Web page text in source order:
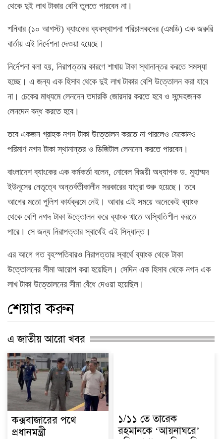
থেকে দুই লাখ টাকার বেশি তুলতে পারবেন না।
শনিবার (১০ আগস্ট) ব্যাংকের ব্যবস্থাপনা পরিচালকদের (এমডি) এক জরুরি
বার্তায় এই নির্দেশনা দেওয়া হয়েছে।
নির্দেশনা বলা হয়, নিরাপত্তার কারণে শাখায় টাকা স্থানান্তর করতে সমস্যা
হচ্ছে। এ জন্য এক হিসাব থেকে দুই লাখ টাকার বেশি উত্তোলন করা যাবে
না। চেকের মাধ্যমে লেনদেন তদারকি জোরদার করতে হবে ও সন্দেহজনক
লেনদেন বন্ধ করতে হবে।
তবে একজন গ্রাহক নগদ টাকা উত্তোলন করতে না পারলেও যেকোনও
পরিমাণ নগদ টাকা স্থানান্তর ও ডিজিটাল লেনদেন করতে পারবেন।
বাংলাদেশ ব্যাংকের এক কর্মকর্তা বলেন, নোবেল বিজয়ী অধ্যাপক ড. মুহাম্মদ
ইউনূসের নেতৃত্বে অন্তর্বর্তীকালীন সরকারের যাত্রা শুরু হয়েছে। তবে
আগের মতো পুলিশ কার্যক্রমে নেই। আবার এই সময়ে অনেকেই ব্যাংক
থেকে বেশি নগদ টাকা উত্তোলন করে ব্যাংক খাতে অস্থিতিশীল করতে
পারে। সে জন্য নিরাপত্তার স্বার্থেই এই সিদ্ধান্ত।
এর আগে গত বৃহস্পতিবারও নিরাপত্তার স্বার্থে ব্যাংক থেকে টাকা
উত্তোলনের সীমা আরোপ করা হয়েছিল। সেদিন এক হিসাব থেকে নগদ এক
লাখ টাকা উত্তোলনের সীমা বেঁধে দেওয়া হয়েছিল।
শেয়ার করুন
এ জাতীয় আরো খবর
কক্সবাজারের পথে
প্রধানমন্ত্রী
১/১১ তে তারেক
রহমানকে ‘আয়নাঘরে’